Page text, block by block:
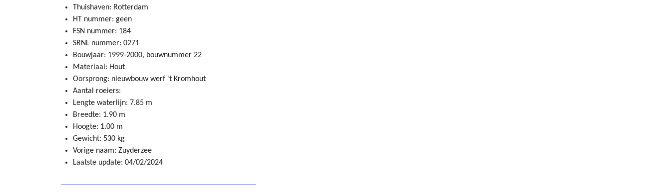
Thuishaven: Rotterdam
HT nummer: geen
FSN nummer: 184
SRNL nummer: 0271
Bouwjaar: 1999-2000, bouwnummer 22
Materiaal: Hout
Oorsprong: nieuwbouw werf 't Kromhout
Aantal roeiers:
Lengte waterlijn: 7.85 m
Breedte: 1.90 m
Hoogte: 1.00 m
Gewicht: 530 kg
Vorige naam: Zuyderzee
Laatste update: 04/02/2024